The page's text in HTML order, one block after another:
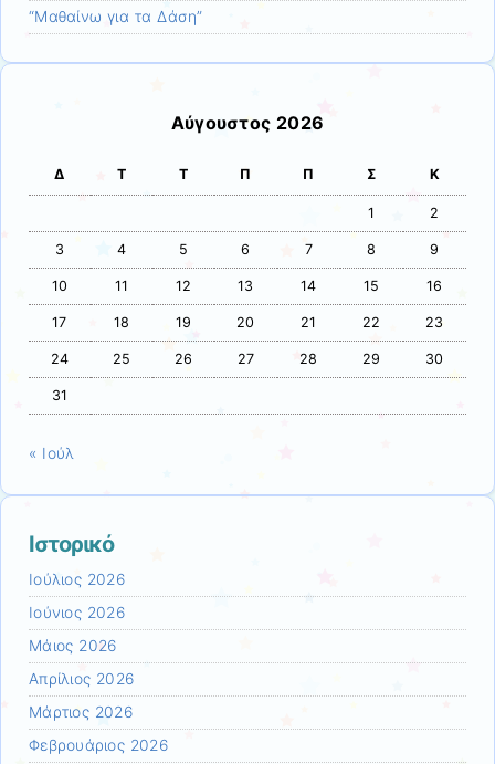
“Μαθαίνω για τα Δάση”
Αύγουστος 2026
Δ Τ Τ Π Π Σ Κ
1 2
3 4 5 6 7 8 9
10 11 12 13 14 15 16
17 18 19 20 21 22 23
24 25 26 27 28 29 30
31
« Ιούλ
Ιστορικό
Ιούλιος 2026
Ιούνιος 2026
Μάιος 2026
Απρίλιος 2026
Μάρτιος 2026
Φεβρουάριος 2026